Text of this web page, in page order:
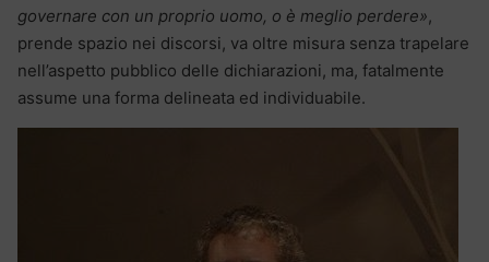
governare con un proprio uomo, o è meglio perdere»,
prende spazio nei discorsi, va oltre misura senza trapelare
nell’aspetto pubblico delle dichiarazioni, ma, fatalmente
assume una forma delineata ed individuabile.